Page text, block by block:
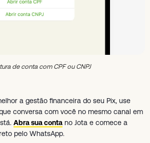
de conta com CPF ou CNPJ
a gestão financeira do seu Pix, use
conversa com você no mesmo canal em
Abra sua conta no Jota e comece a
pelo WhatsApp.